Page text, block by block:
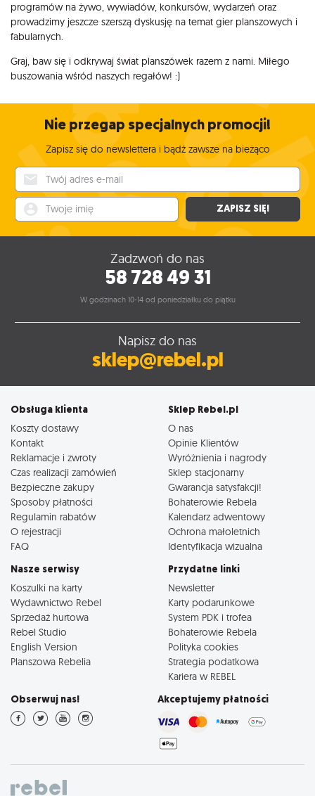
programów na żywo, wywiadów, konkursów, wydarzeń oraz
prowadzimy jeszcze szerszą dyskusję na temat gier planszowych i
fabularnych.
Graj, baw się i odkrywaj świat planszówek razem z nami. Miłego
buszowania wśród naszych regałów! :)
Nie przegap specjalnych promocji!
Zapisz się do newslettera i bądź zawsze na bieżąco
ZAPISZ SIĘ!
Zadzwoń do nas
58 728 49 31
W godzinach 10-14 od poniedziałku do piątku
Napisz do nas
sklep@rebel.pl
Obsługa klienta
Koszty dostawy
Kontakt
Reklamacje i zwroty
Czas realizacji zamówień
Bezpieczne zakupy
Sposoby płatności
Regulamin rabatów
O rejestracji
FAQ
Sklep Rebel.pl
O nas
Opinie Klientów
Wyróżnienia i nagrody
Sklep stacjonarny
Gwarancja satysfakcji!
Bohaterowie Rebela
Kalendarz adwentowy
Ochrona małoletnich
Identyfikacja wizualna
Nasze serwisy
Koszulki na karty
Wydawnictwo Rebel
Sprzedaż hurtowa
Rebel Studio
English Version
Planszowa Rebelia
Przydatne linki
Newsletter
Karty podarunkowe
System PDK i trofea
Bohaterowie Rebela
Polityka cookies
Strategia podatkowa
Kariera w REBEL
Obserwuj nas! Akceptujemy płatności